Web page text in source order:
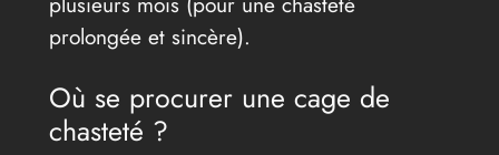
prolongée et sincère).
Où se procurer une cage de
chasteté ?